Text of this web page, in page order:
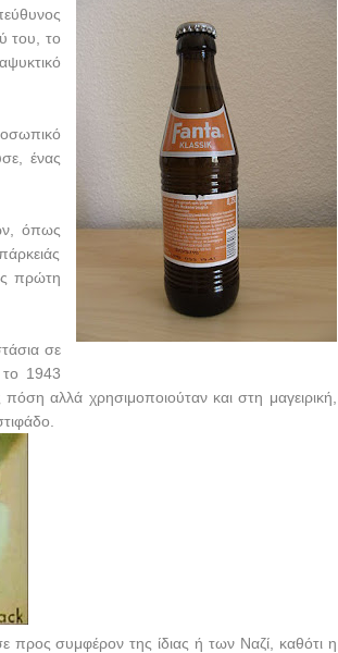
του, το
ένας
όπως
πρώτη
σε
1943
αλλά χρησιμοποιούταν και στη μαγειρική,
προς συμφέρον της ίδιας ή των Ναζί, καθότι η